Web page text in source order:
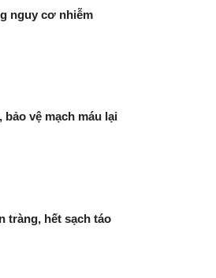
nguy cơ nhiễm
vệ mạch máu lại
tràng, hết sạch táo